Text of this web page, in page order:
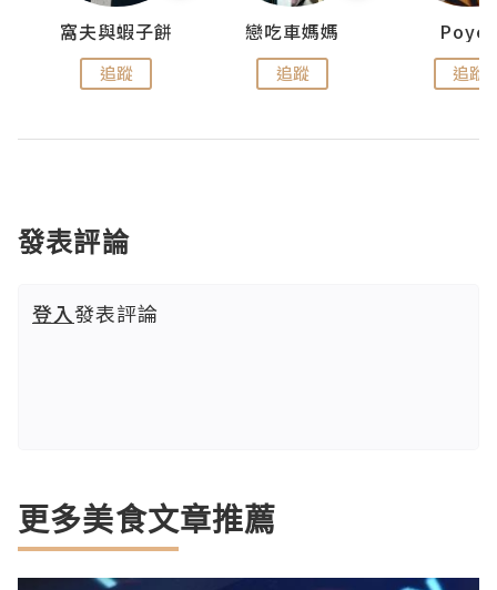
窩夫與蝦子餅
追蹤
戀吃車媽媽
追蹤 追蹤
發表評論
登入發表評論
更多美食文章推薦